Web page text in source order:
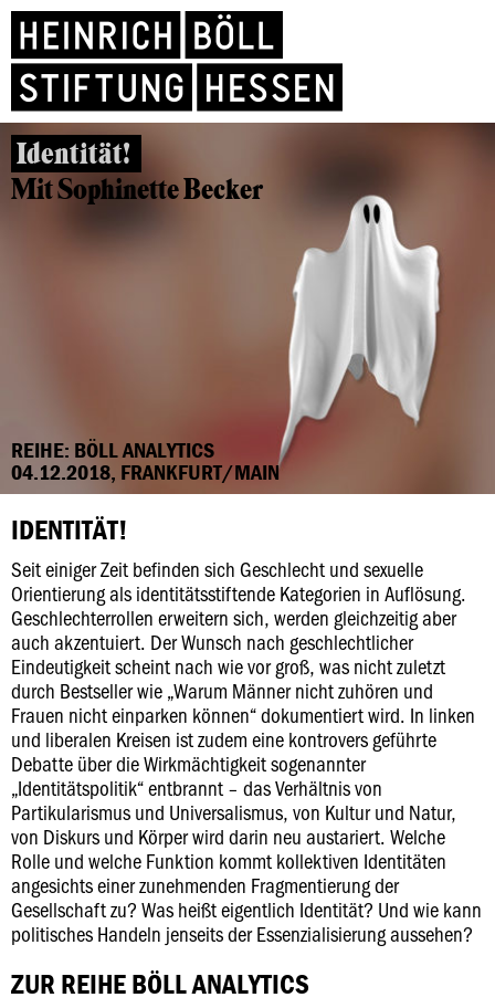
Identität!
Mit Sophinette Becker
REIHE: BÖLL ANALYTICS
04.12.2018, FRANKFURT/MAIN
IDENTITÄT!
Seit einiger Zeit befinden sich Geschlecht und sexuelle
Orientierung als identitätsstiftende Kategorien in Auflösung.
Geschlechterrollen erweitern sich, werden gleichzeitig aber
auch akzentuiert. Der Wunsch nach geschlechtlicher
Eindeutigkeit scheint nach wie vor groß, was nicht zuletzt
durch Bestseller wie „Warum Männer nicht zuhören und
Frauen nicht einparken können“ dokumentiert wird. In linken
und liberalen Kreisen ist zudem eine kontrovers geführte
Debatte über die Wirkmächtigkeit sogenannter
„Identitätspolitik“ entbrannt – das Verhältnis von
Partikularismus und Universalismus, von Kultur und Natur,
von Diskurs und Körper wird darin neu austariert. Welche
Rolle und welche Funktion kommt kollektiven Identitäten
angesichts einer zunehmenden Fragmentierung der
Gesellschaft zu? Was heißt eigentlich Identität? Und wie kann
politisches Handeln jenseits der Essenzialisierung aussehen?
ZUR REIHE BÖLL ANALYTICS